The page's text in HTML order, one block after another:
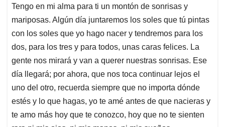
Tengo en mi alma para ti un montón de sonrisas y
mariposas. Algún día juntaremos los soles que tú pintas
con los soles que yo hago nacer y tendremos para los
dos, para los tres y para todos, unas caras felices. La
gente nos mirará y van a querer nuestras sonrisas. Ese
día llegará; por ahora, que nos toca continuar lejos el
uno del otro, recuerda siempre que no importa dónde
estés y lo que hagas, yo te amé antes de que nacieras y
te amo más hoy que te conozco, hoy que no te sienten